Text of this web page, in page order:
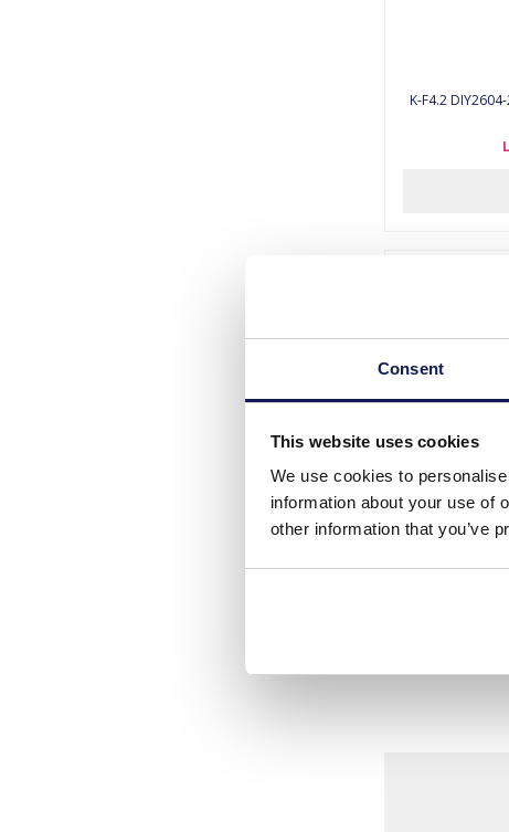
Consent
This website uses cookies
We use cookies to
information about your use of
other information that you’ve
K-F4.2 DIY2604-274 DIY Crochet Kit - 3pcs Cows-